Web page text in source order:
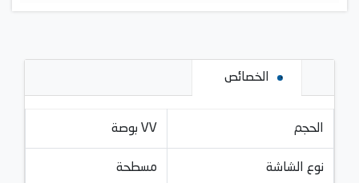
الخصائص
الحجم ٧٧ بوصة
نوع الشاشة مسطحة